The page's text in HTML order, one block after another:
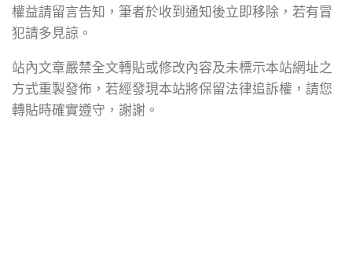
權益請留言告知，筆者於收到通知後立即移除，若有冒
犯請多見諒。
站內文章嚴禁全文轉貼或修改內容及未標示本站網址之
方式重製發佈，若經發現本站將保留法律追訴權，請您
轉貼時確實遵守，謝謝。